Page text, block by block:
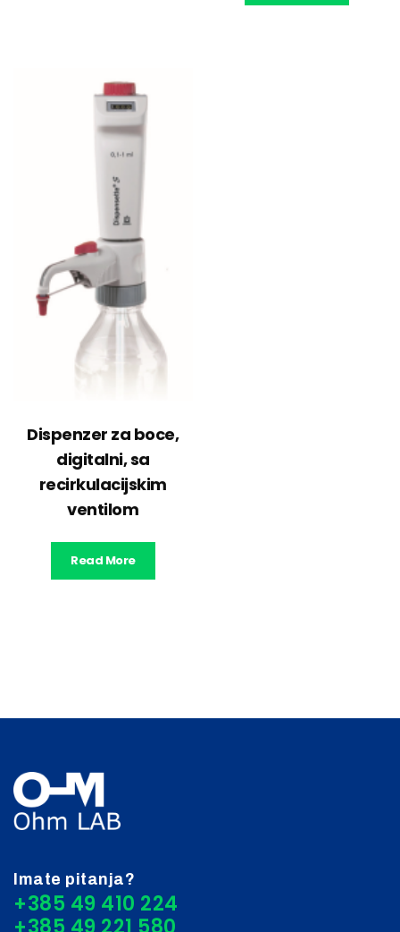
Dispenzer za boce,
digitalni, sa
recirkulacijskim
ventilom
Read More
Imate pitanja?
+385 49 410 224